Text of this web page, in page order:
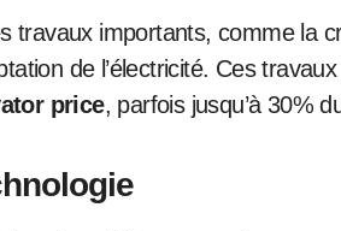
travaux importants, comme la
de l’électricité. Ces
price, parfois jusqu’à 30%